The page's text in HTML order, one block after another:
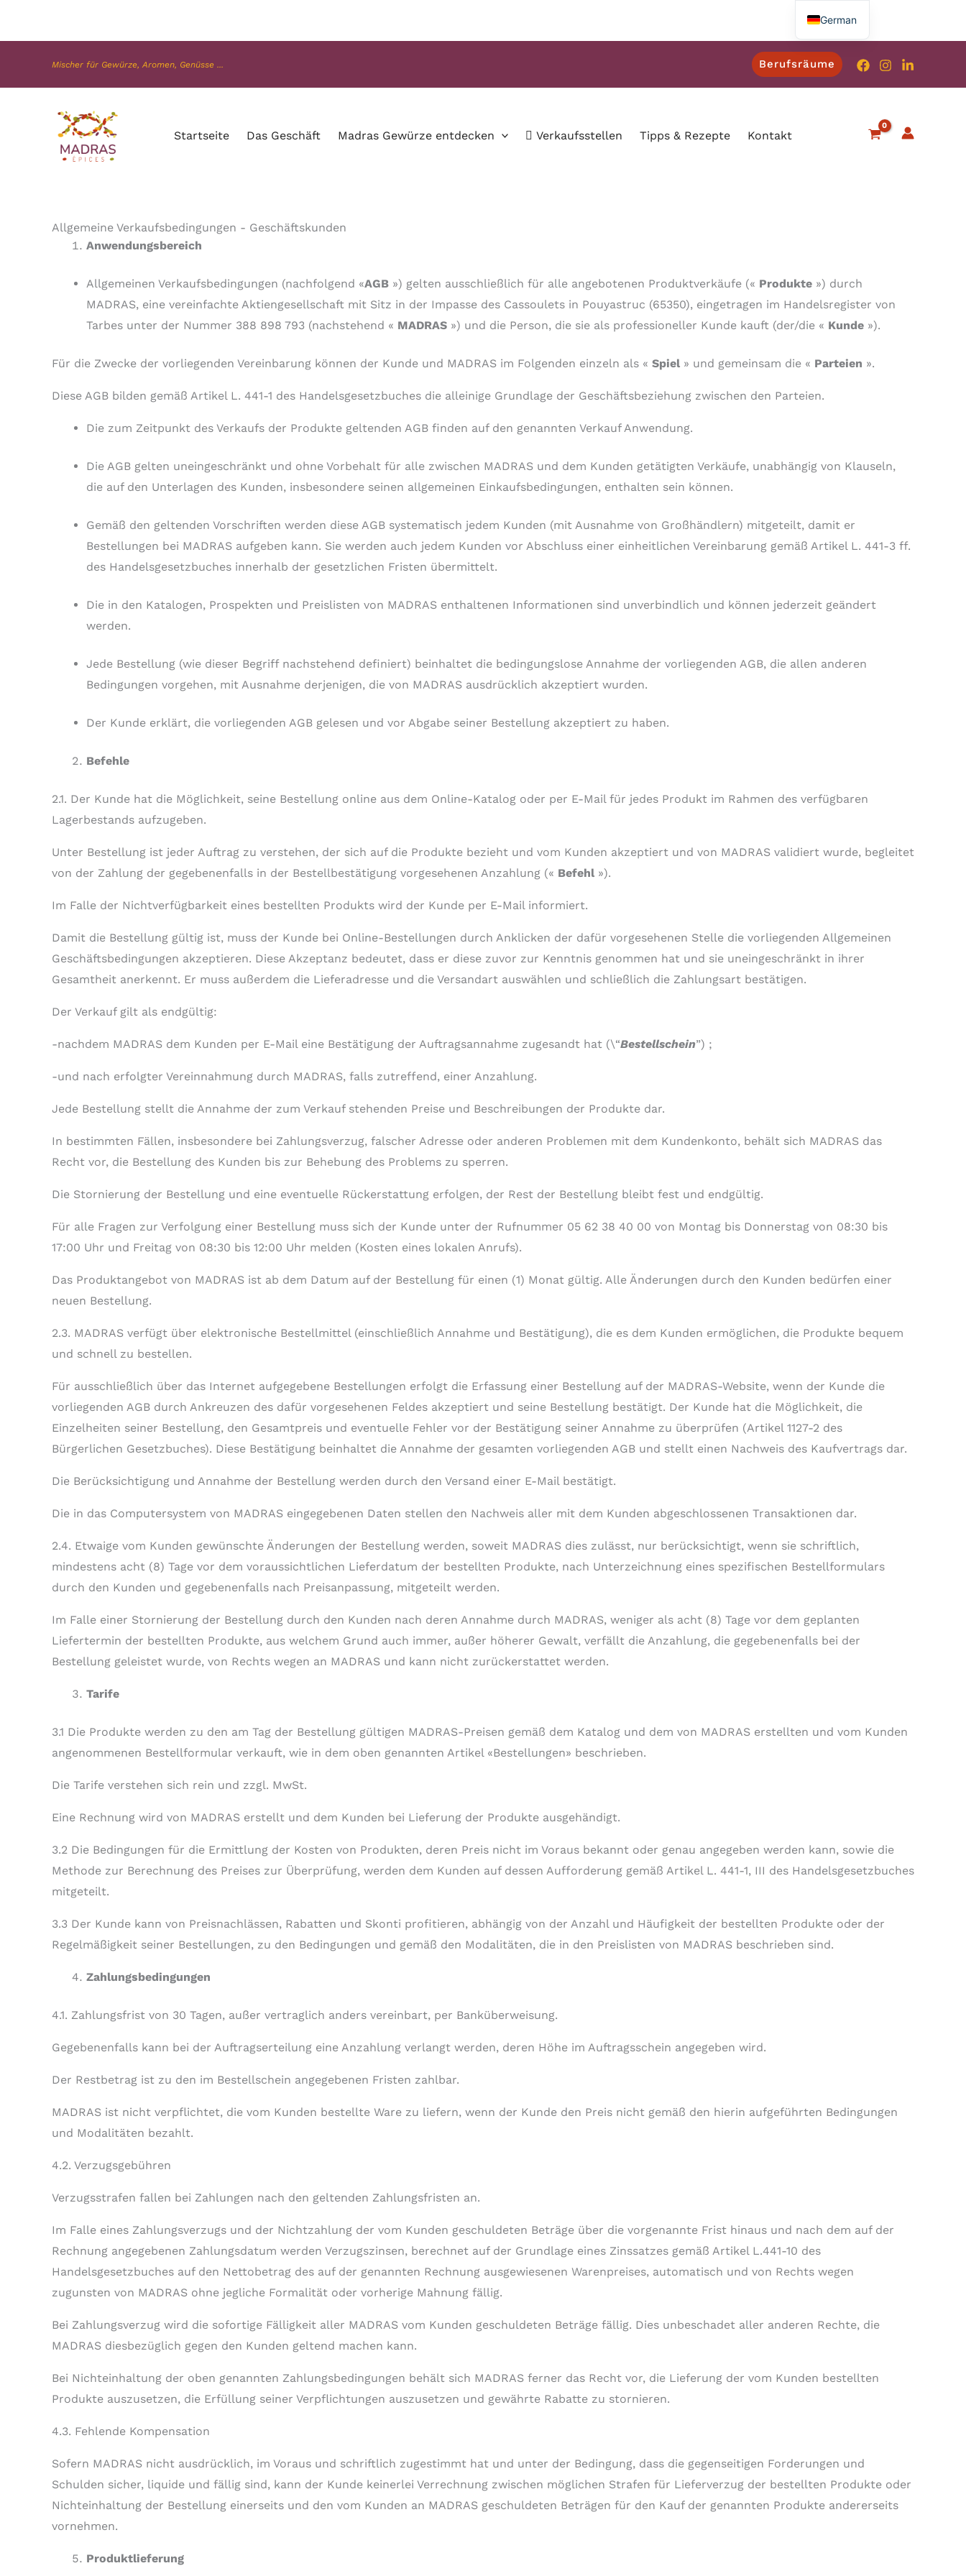
Mischer für Gewürze, Aromen, Genüsse ... Berufsräume
Startseite Das Geschäft Madras Gewürze entdecken Verkaufsstellen Tipps & Rezepte Kontakt
Allgemeine Verkaufsbedingungen - Geschäftskunden
Anwendungsbereich
Allgemeinen Verkaufsbedingungen (nachfolgend «AGB ») gelten ausschließlich für alle angebotenen Produktverkäufe (« Produkte ») durch
MADRAS, eine vereinfachte Aktiengesellschaft mit Sitz in der Impasse des Cassoulets in Pouyastruc (65350), eingetragen im Handelsregister von
Tarbes unter der Nummer 388 898 793 (nachstehend « MADRAS ») und die Person, die sie als professioneller Kunde kauft (der/die « Kunde »).
Für die Zwecke der vorliegenden Vereinbarung können der Kunde und MADRAS im Folgenden einzeln als « Spiel » und gemeinsam die « Parteien ».
Diese AGB bilden gemäß Artikel L. 441-1 des Handelsgesetzbuches die alleinige Grundlage der Geschäftsbeziehung zwischen den Parteien.
Die zum Zeitpunkt des Verkaufs der Produkte geltenden AGB finden auf den genannten Verkauf Anwendung.
Die AGB gelten uneingeschränkt und ohne Vorbehalt für alle zwischen MADRAS und dem Kunden getätigten Verkäufe, unabhängig von Klauseln,
die auf den Unterlagen des Kunden, insbesondere seinen allgemeinen Einkaufsbedingungen, enthalten sein können.
Gemäß den geltenden Vorschriften werden diese AGB systematisch jedem Kunden (mit Ausnahme von Großhändlern) mitgeteilt, damit er
Bestellungen bei MADRAS aufgeben kann. Sie werden auch jedem Kunden vor Abschluss einer einheitlichen Vereinbarung gemäß Artikel L. 441-3 ff.
des Handelsgesetzbuches innerhalb der gesetzlichen Fristen übermittelt.
Die in den Katalogen, Prospekten und Preislisten von MADRAS enthaltenen Informationen sind unverbindlich und können jederzeit geändert
werden.
Jede Bestellung (wie dieser Begriff nachstehend definiert) beinhaltet die bedingungslose Annahme der vorliegenden AGB, die allen anderen
Bedingungen vorgehen, mit Ausnahme derjenigen, die von MADRAS ausdrücklich akzeptiert wurden.
Der Kunde erklärt, die vorliegenden AGB gelesen und vor Abgabe seiner Bestellung akzeptiert zu haben.
Befehle
2.1. Der Kunde hat die Möglichkeit, seine Bestellung online aus dem Online-Katalog oder per E-Mail für jedes Produkt im Rahmen des verfügbaren
Lagerbestands aufzugeben.
Unter Bestellung ist jeder Auftrag zu verstehen, der sich auf die Produkte bezieht und vom Kunden akzeptiert und von MADRAS validiert wurde, begleitet
von der Zahlung der gegebenenfalls in der Bestellbestätigung vorgesehenen Anzahlung (« Befehl »).
Im Falle der Nichtverfügbarkeit eines bestellten Produkts wird der Kunde per E-Mail informiert.
Damit die Bestellung gültig ist, muss der Kunde bei Online-Bestellungen durch Anklicken der dafür vorgesehenen Stelle die vorliegenden Allgemeinen
Geschäftsbedingungen akzeptieren. Diese Akzeptanz bedeutet, dass er diese zuvor zur Kenntnis genommen hat und sie uneingeschränkt in ihrer
Gesamtheit anerkennt. Er muss außerdem die Lieferadresse und die Versandart auswählen und schließlich die Zahlungsart bestätigen.
Der Verkauf gilt als endgültig:
-nachdem MADRAS dem Kunden per E-Mail eine Bestätigung der Auftragsannahme zugesandt hat (\“Bestellschein”) ;
-und nach erfolgter Vereinnahmung durch MADRAS, falls zutreffend, einer Anzahlung.
Jede Bestellung stellt die Annahme der zum Verkauf stehenden Preise und Beschreibungen der Produkte dar.
In bestimmten Fällen, insbesondere bei Zahlungsverzug, falscher Adresse oder anderen Problemen mit dem Kundenkonto, behält sich MADRAS das
Recht vor, die Bestellung des Kunden bis zur Behebung des Problems zu sperren.
Die Stornierung der Bestellung und eine eventuelle Rückerstattung erfolgen, der Rest der Bestellung bleibt fest und endgültig.
Für alle Fragen zur Verfolgung einer Bestellung muss sich der Kunde unter der Rufnummer 05 62 38 40 00 von Montag bis Donnerstag von 08:30 bis
17:00 Uhr und Freitag von 08:30 bis 12:00 Uhr melden (Kosten eines lokalen Anrufs).
Das Produktangebot von MADRAS ist ab dem Datum auf der Bestellung für einen (1) Monat gültig. Alle Änderungen durch den Kunden bedürfen einer
neuen Bestellung.
2.3. MADRAS verfügt über elektronische Bestellmittel (einschließlich Annahme und Bestätigung), die es dem Kunden ermöglichen, die Produkte bequem
und schnell zu bestellen.
Für ausschließlich über das Internet aufgegebene Bestellungen erfolgt die Erfassung einer Bestellung auf der MADRAS-Website, wenn der Kunde die
vorliegenden AGB durch Ankreuzen des dafür vorgesehenen Feldes akzeptiert und seine Bestellung bestätigt. Der Kunde hat die Möglichkeit, die
Einzelheiten seiner Bestellung, den Gesamtpreis und eventuelle Fehler vor der Bestätigung seiner Annahme zu überprüfen (Artikel 1127-2 des
Bürgerlichen Gesetzbuches). Diese Bestätigung beinhaltet die Annahme der gesamten vorliegenden AGB und stellt einen Nachweis des Kaufvertrags dar.
Die Berücksichtigung und Annahme der Bestellung werden durch den Versand einer E-Mail bestätigt.
Die in das Computersystem von MADRAS eingegebenen Daten stellen den Nachweis aller mit dem Kunden abgeschlossenen Transaktionen dar.
2.4. Etwaige vom Kunden gewünschte Änderungen der Bestellung werden, soweit MADRAS dies zulässt, nur berücksichtigt, wenn sie schriftlich,
mindestens acht (8) Tage vor dem voraussichtlichen Lieferdatum der bestellten Produkte, nach Unterzeichnung eines spezifischen Bestellformulars
durch den Kunden und gegebenenfalls nach Preisanpassung, mitgeteilt werden.
Im Falle einer Stornierung der Bestellung durch den Kunden nach deren Annahme durch MADRAS, weniger als acht (8) Tage vor dem geplanten
Liefertermin der bestellten Produkte, aus welchem Grund auch immer, außer höherer Gewalt, verfällt die Anzahlung, die gegebenenfalls bei der
Bestellung geleistet wurde, von Rechts wegen an MADRAS und kann nicht zurückerstattet werden.
Tarife
3.1 Die Produkte werden zu den am Tag der Bestellung gültigen MADRAS-Preisen gemäß dem Katalog und dem von MADRAS erstellten und vom Kunden
angenommenen Bestellformular verkauft, wie in dem oben genannten Artikel «Bestellungen» beschrieben.
Die Tarife verstehen sich rein und zzgl. MwSt.
Eine Rechnung wird von MADRAS erstellt und dem Kunden bei Lieferung der Produkte ausgehändigt.
3.2 Die Bedingungen für die Ermittlung der Kosten von Produkten, deren Preis nicht im Voraus bekannt oder genau angegeben werden kann, sowie die
Methode zur Berechnung des Preises zur Überprüfung, werden dem Kunden auf dessen Aufforderung gemäß Artikel L. 441-1, III des Handelsgesetzbuches
mitgeteilt.
3.3 Der Kunde kann von Preisnachlässen, Rabatten und Skonti profitieren, abhängig von der Anzahl und Häufigkeit der bestellten Produkte oder der
Regelmäßigkeit seiner Bestellungen, zu den Bedingungen und gemäß den Modalitäten, die in den Preislisten von MADRAS beschrieben sind.
Zahlungsbedingungen
4.1. Zahlungsfrist von 30 Tagen, außer vertraglich anders vereinbart, per Banküberweisung.
Gegebenenfalls kann bei der Auftragserteilung eine Anzahlung verlangt werden, deren Höhe im Auftragsschein angegeben wird.
Der Restbetrag ist zu den im Bestellschein angegebenen Fristen zahlbar.
MADRAS ist nicht verpflichtet, die vom Kunden bestellte Ware zu liefern, wenn der Kunde den Preis nicht gemäß den hierin aufgeführten Bedingungen
und Modalitäten bezahlt.
4.2. Verzugsgebühren
Verzugsstrafen fallen bei Zahlungen nach den geltenden Zahlungsfristen an.
Im Falle eines Zahlungsverzugs und der Nichtzahlung der vom Kunden geschuldeten Beträge über die vorgenannte Frist hinaus und nach dem auf der
Rechnung angegebenen Zahlungsdatum werden Verzugszinsen, berechnet auf der Grundlage eines Zinssatzes gemäß Artikel L.441-10 des
Handelsgesetzbuches auf den Nettobetrag des auf der genannten Rechnung ausgewiesenen Warenpreises, automatisch und von Rechts wegen
zugunsten von MADRAS ohne jegliche Formalität oder vorherige Mahnung fällig.
Bei Zahlungsverzug wird die sofortige Fälligkeit aller MADRAS vom Kunden geschuldeten Beträge fällig. Dies unbeschadet aller anderen Rechte, die
MADRAS diesbezüglich gegen den Kunden geltend machen kann.
Bei Nichteinhaltung der oben genannten Zahlungsbedingungen behält sich MADRAS ferner das Recht vor, die Lieferung der vom Kunden bestellten
Produkte auszusetzen, die Erfüllung seiner Verpflichtungen auszusetzen und gewährte Rabatte zu stornieren.
4.3. Fehlende Kompensation
Sofern MADRAS nicht ausdrücklich, im Voraus und schriftlich zugestimmt hat und unter der Bedingung, dass die gegenseitigen Forderungen und
Schulden sicher, liquide und fällig sind, kann der Kunde keinerlei Verrechnung zwischen möglichen Strafen für Lieferverzug der bestellten Produkte oder
Nichteinhaltung der Bestellung einerseits und den vom Kunden an MADRAS geschuldeten Beträgen für den Kauf der genannten Produkte andererseits
vornehmen.
Produktlieferung
German
French
English
Spanish